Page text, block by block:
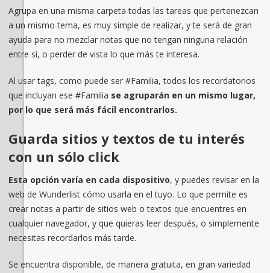
Agrupa en una misma carpeta todas las tareas que pertenezcan
a un mismo tema, es muy simple de realizar, y te será de gran
ayuda para no mezclar notas que no tengan ninguna relación
entre sí, o perder de vista lo que más te interesa.
Al usar tags, como puede ser #Familia, todos los recordatorios
que incluyan ese #Familia se agruparán en un mismo lugar,
por lo que será más fácil encontrarlos.
Guarda sitios y textos de tu interés
con un sólo click
Esta opción varía en cada dispositivo, y puedes revisar en la
web de Wunderlist cómo usarla en el tuyo. Lo que permite es
crear notas a partir de sitios web o textos que encuentres en
cualquier navegador, y que quieras leer después, o simplemente
necesitas recordarlos más tarde.
Se encuentra disponible, de manera gratuita, en gran variedad